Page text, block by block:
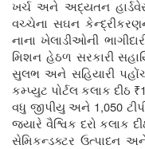
ખર્ચ અને અદ્યતન
વચ્ચેના સઘન
નાના ખેલાડીઓની
મિશન હેઠળ સરકારી
સુલભ અને સહિયારી
કમ્પ્યુટ પોર્ટલ કલાક દીઠ
વધુ જીપીયુ અને 1,050
જ્યારે વૈશ્વિક દરો કલાક
સેમિકન્ડક્ટર ઉત્પાદન